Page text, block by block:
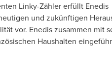
Linky-Zähler erfüllt Enedis
und zukünftigen
vor. Enedis zusammen mit
Haushalten